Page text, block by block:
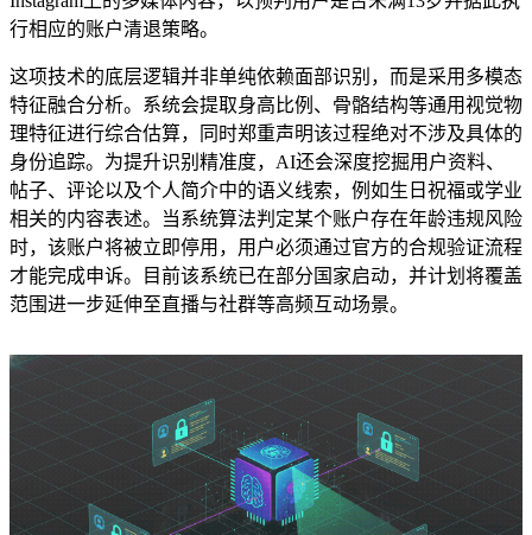
行相应的账户清退策略。
这项技术的底层逻辑并非单纯依赖面部识别，而是采用多模态
特征融合分析。系统会提取身高比例、骨骼结构等通用视觉物
理特征进行综合估算，同时郑重声明该过程绝对不涉及具体的
身份追踪。为提升识别精准度，AI还会深度挖掘用户资料、
帖子、评论以及个人简介中的语义线索，例如生日祝福或学业
相关的内容表述。当系统算法判定某个账户存在年龄违规风险
时，该账户将被立即停用，用户必须通过官方的合规验证流程
才能完成申诉。目前该系统已在部分国家启动，并计划将覆盖
范围进一步延伸至直播与社群等高频互动场景。